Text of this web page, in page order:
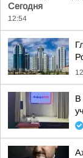
Сегодня
12:54
В